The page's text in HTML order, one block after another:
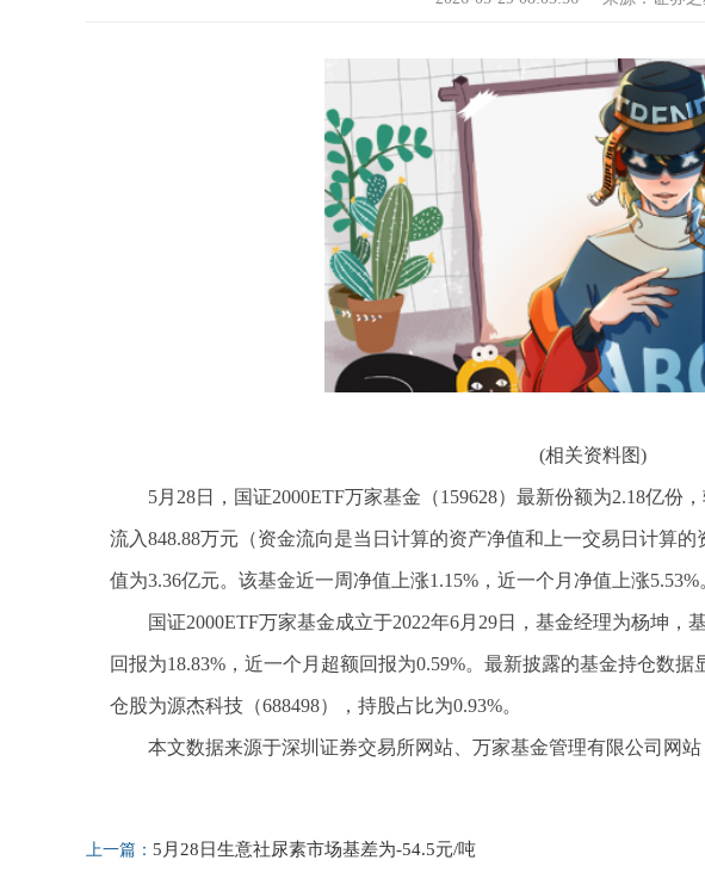
(相关资料图)
5月28日，国证2000ETF万家基金（159628）最新份额为2.18亿份
流入848.88万元（资金流向是当日计算的资产净值和上一交易日计算
值为3.36亿元。该基金近一周净值上涨1.15%，近一个月净值上涨5.53%
国证2000ETF万家基金成立于2022年6月29日，基金经理为杨坤，
回报为18.83%，近一个月超额回报为0.59%。最新披露的基金持仓数
仓股为源杰科技（688498），持股占比为0.93%。
本文数据来源于深圳证券交易所网站、万家基金管理有限公司网站
上一篇： 5月28日生意社尿素市场基差为-54.5元/吨